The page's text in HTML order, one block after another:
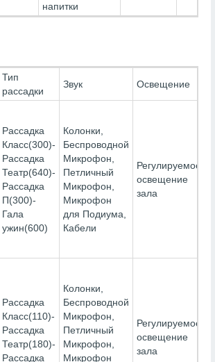
напитки
Тип
рассадки
Звук Освещение
Рассадка
Класс(300)-
Рассадка
Театр(640)-
Рассадка
П(300)-
Гала
ужин(600)
Колонки,
Беспроводной
Микрофон,
Петличный
Микрофон,
Микрофон
для Подиума,
Кабели
Регулируемое
освещение
зала
Рассадка
Класс(110)-
Рассадка
Театр(180)-
Рассадка
Колонки,
Беспроводной
Микрофон,
Петличный
Микрофон,
Микрофон
Регулируемое
освещение
зала